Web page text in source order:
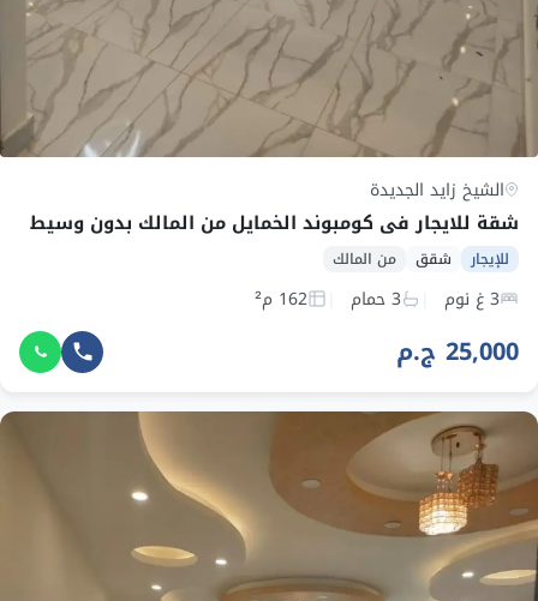
الشيخ زايد الجديدة
شقة للايجار في كومبوند الخمايل من المالك بدون وسيط
للإيجار شقق من المالك
3 غ نوم 3 حمام 162 م²
25,000 ج.م